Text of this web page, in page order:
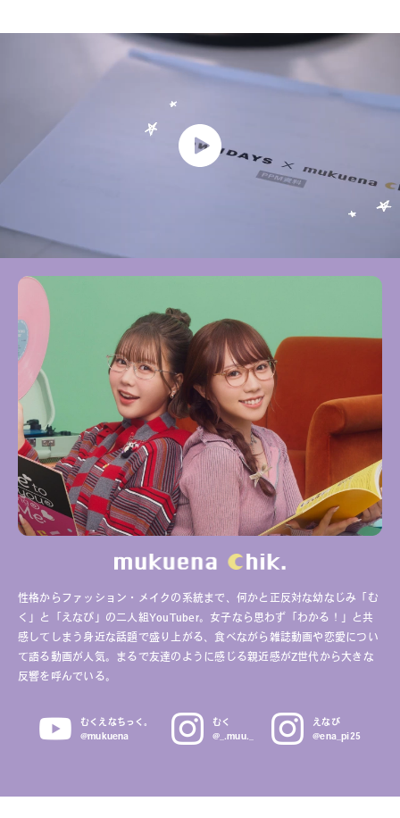
性格からファッション・メイクの系統まで、何かと正反対な幼なじみ「む
く」と「えなぴ」の二人組YouTuber。女子なら思わず「わかる！」と共
感してしまう身近な話題で盛り上がる、食べながら雑誌動画や恋愛につい
て語る動画が人気。まるで友達のように感じる親近感がZ世代から大きな
反響を呼んでいる。
むくえなちっく。
@mukuena
むく
@_.muu._
えなぴ
@ena_pi25